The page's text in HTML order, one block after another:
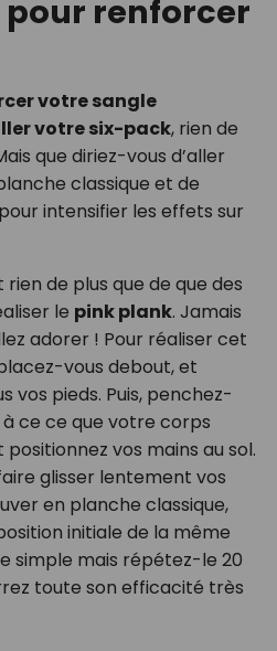
pour renforcer
votre sangle
votre six-pack, rien de
que diriez-vous d’aller
classique et de
intensifier les effets sur
rien de plus que de que des
le pink plank. Jamais
adorer ! Pour réaliser cet
vous debout, et
vos pieds. Puis, penchez-
ce ce que votre corps
vos mains au sol.
glisser lentement vos
en planche classique,
initiale de la même
simple mais répétez-le 20
toute son efficacité très